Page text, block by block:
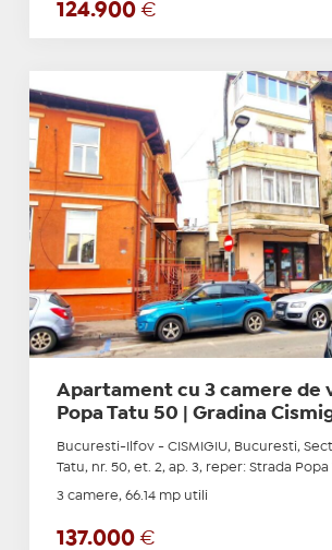
124.900 €
Apartament cu 3 camere de
Popa Tatu 50 | Gradina
Bucuresti-Ilfov - CISMIGIU, Bucuresti,
Tatu, nr. 50, et. 2, ap. 3, reper: Strada Popa
3 camere, 66.14 mp utili
137.000 €